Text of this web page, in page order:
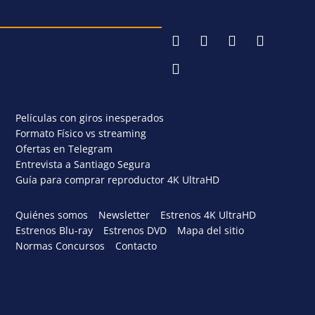
Películas con giros inesperados
Formato Físico vs streaming
Ofertas en Telegram
Entrevista a Santiago Segura
Guía para comprar reproductor 4K UltraHD
Quiénes somos Newsletter
Estrenos 4K UltraHD
Estrenos Blu-ray
Estrenos DVD
Mapa del sitio
Normas Concursos
Contacto